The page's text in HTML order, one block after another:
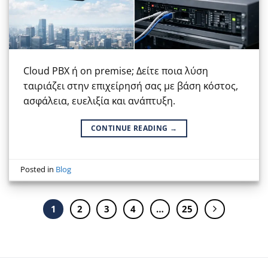
Cloud PBX ή on premise; Δείτε ποια λύση
ταιριάζει στην επιχείρησή σας με βάση κόστος,
ασφάλεια, ευελιξία και ανάπτυξη.
CONTINUE READING →
Posted in Blog
1 2 3 4 … 25